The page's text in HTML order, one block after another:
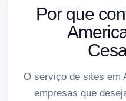
Por que
O serviço de sites em
empresas que